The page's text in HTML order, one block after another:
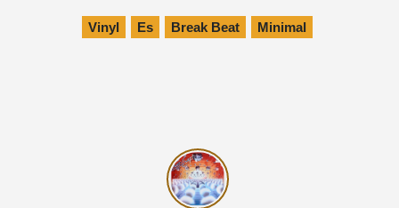
Vinyl Es Break Beat Minimal